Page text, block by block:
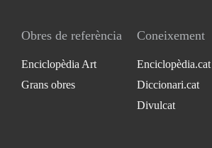
Obres de referència
Enciclopèdia Art
Grans obres
Coneixement
Enciclopèdia.cat
Diccionari.cat
Divulcat